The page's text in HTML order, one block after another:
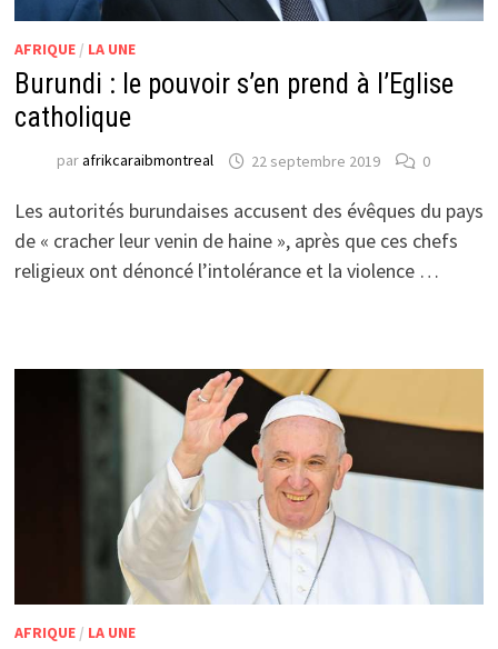
AFRIQUE/ LA UNE
Burundi : le pouvoir s’en prend à l’Eglise
catholique
parafrikcaraibmontreal 22 septembre 2019 0
Les autorités burundaises accusent des évêques du pays
de « cracher leur venin de haine », après que ces chefs
religieux ont dénoncé l’intolérance et la violence …
AFRIQUE/ LA UNE